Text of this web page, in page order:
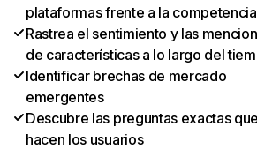
plataformas frente a la competencia
Rastrea el sentimiento y las
de características a lo largo del
Identificar brechas de mercado
emergentes
Descubre las preguntas exactas
hacen los usuarios